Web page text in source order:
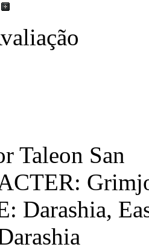
Taleon San
Darashia,